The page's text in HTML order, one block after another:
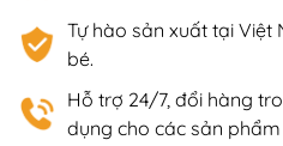
Tự hào sản xuất tại
bé.
Hỗ trợ 24/7, đổi hàng
dụng cho các sản